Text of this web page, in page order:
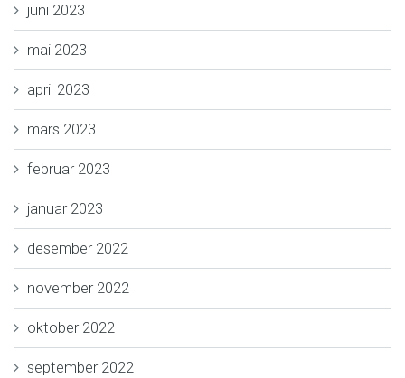
juni 2023
mai 2023
april 2023
mars 2023
februar 2023
januar 2023
desember 2022
november 2022
oktober 2022
september 2022